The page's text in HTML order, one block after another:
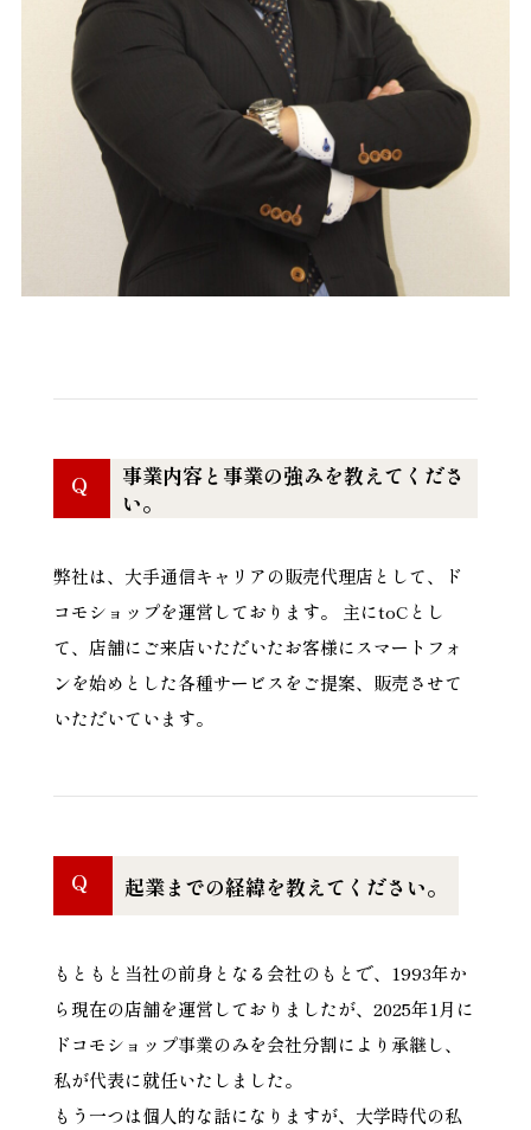
Q
事業内容と事業の強みを教えてくださ
い。
弊社は、大手通信キャリアの販売代理店として、ド
コモショップを運営しております。 主にtoCとし
て、店舗にご来店いただいたお客様にスマートフォ
ンを始めとした各種サービスをご提案、販売させて
いただいています。
Q 起業までの経緯を教えてください。
もともと当社の前身となる会社のもとで、1993年か
ら現在の店舗を運営しておりましたが、2025年1月に
ドコモショップ事業のみを会社分割により承継し、
私が代表に就任いたしました。
もう一つは個人的な話になりますが、大学時代の私